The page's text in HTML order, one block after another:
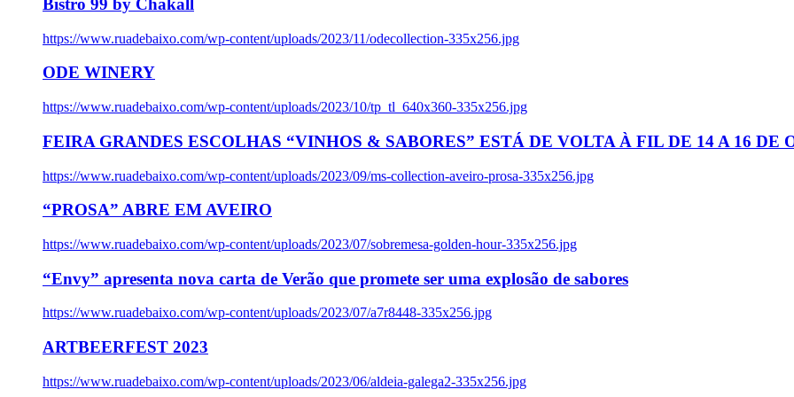
Bistro 99 by Chakall
https://www.ruadebaixo.com/wp-content/uploads/2023/11/odecollection-335x256.jpg
ODE WINERY
https://www.ruadebaixo.com/wp-content/uploads/2023/10/tp_tl_640x360-335x256.jpg
FEIRA GRANDES ESCOLHAS “VINHOS & SABORES” ESTÁ DE VOLTA À FIL DE 14 A 16 DE
https://www.ruadebaixo.com/wp-content/uploads/2023/09/ms-collection-aveiro-prosa-335x256.jpg
“PROSA” ABRE EM AVEIRO
https://www.ruadebaixo.com/wp-content/uploads/2023/07/sobremesa-golden-hour-335x256.jpg
“Envy” apresenta nova carta de Verão que promete ser uma explosão de sabores
https://www.ruadebaixo.com/wp-content/uploads/2023/07/a7r8448-335x256.jpg
ARTBEERFEST 2023
https://www.ruadebaixo.com/wp-content/uploads/2023/06/aldeia-galega2-335x256.jpg